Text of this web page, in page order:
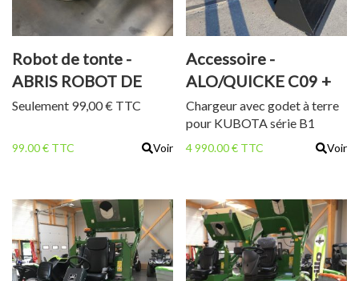
Robot de tonte -
ABRIS ROBOT DE
TONTE
Seulement 99,00 € TTC
99.00 € TTC Voir
Accessoire -
ALO/QUICKE C09 +
GODET A TERRE
Chargeur avec godet à terre
pour KUBOTA série B1
4 990.00 € TTC Voir